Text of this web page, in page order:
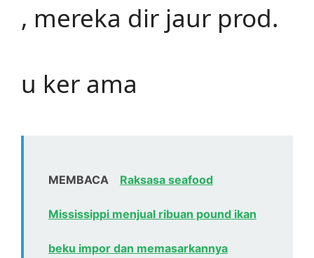
, mereka dir jaur prod.
u ker ama
MEMBACA Raksasa seafood
Mississippi menjual ribuan pound ikan
beku impor dan memasarkannya